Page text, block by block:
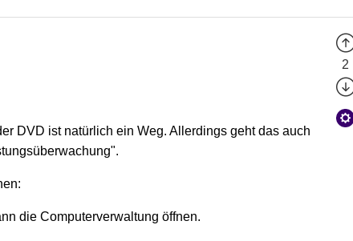
DVD ist natürlich ein Weg. Allerdings geht das auch
die Computerverwaltung öffnen.
2